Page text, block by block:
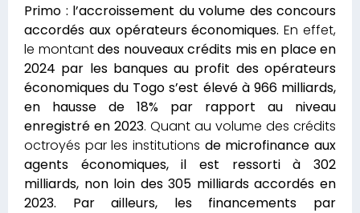
Primo : l’accroissement du volume des concours
accordés aux opérateurs économiques. En effet,
le montantdes nouveaux crédits mis en place en
2024 par les banques au profit des opérateurs
économiques du Togo s’est élevé à 966 milliards,
en hausse de 18% par rapport au niveau
enregistré en 2023. Quant au volume des crédits
octroyés par les institutions de microfinance aux
agents économiques, il est ressorti à 302
milliards, non loin des 305 milliards accordés en
2023. Par ailleurs, les financements par